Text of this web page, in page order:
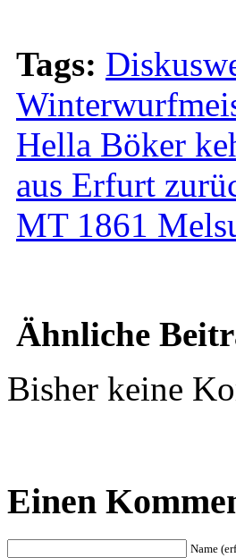
Tags:
Hella Böker
aus Erfurt
MT 1861
Ähnliche
Bisher keine
Einen
Name